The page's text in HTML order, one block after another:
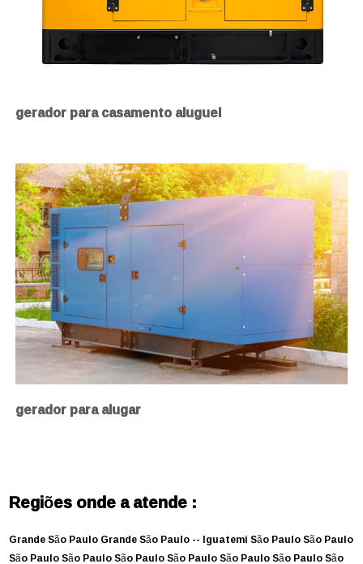
gerador para casamento aluguel
gerador para alugar
Regiões onde a atende :
Grande São PauloGrande São Paulo -- IguatemiSão PauloSão Paulo
São PauloSão PauloSão PauloSão PauloSão PauloSão PauloSão